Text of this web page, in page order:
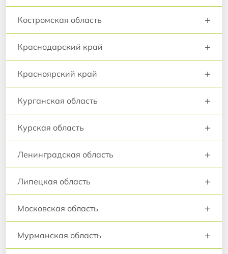
Костромская область +
Краснодарский край +
Красноярский край +
Курганская область +
Курская область +
Ленинградская область +
Липецкая область +
Московская область +
Мурманская область +